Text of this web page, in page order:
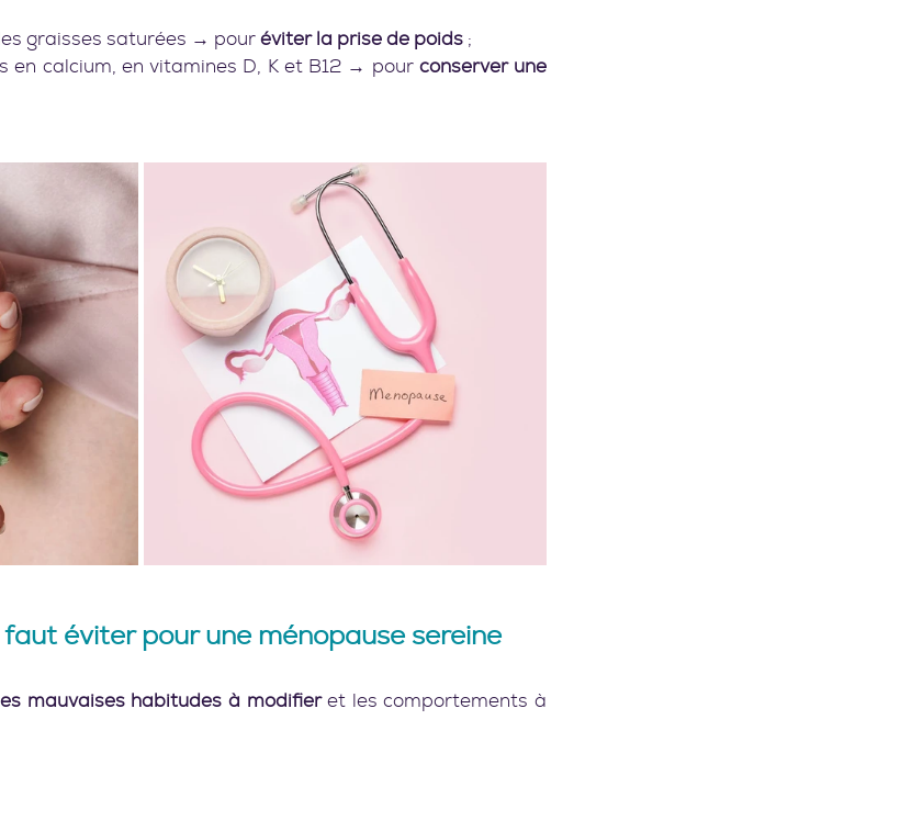
graisses saturées → pour éviter la prise de poids ;
en calcium, en vitamines D, K et B12 → pour conserver une
faut éviter pour une ménopause sereine
les mauvaises habitudes à modifier et les comportements à